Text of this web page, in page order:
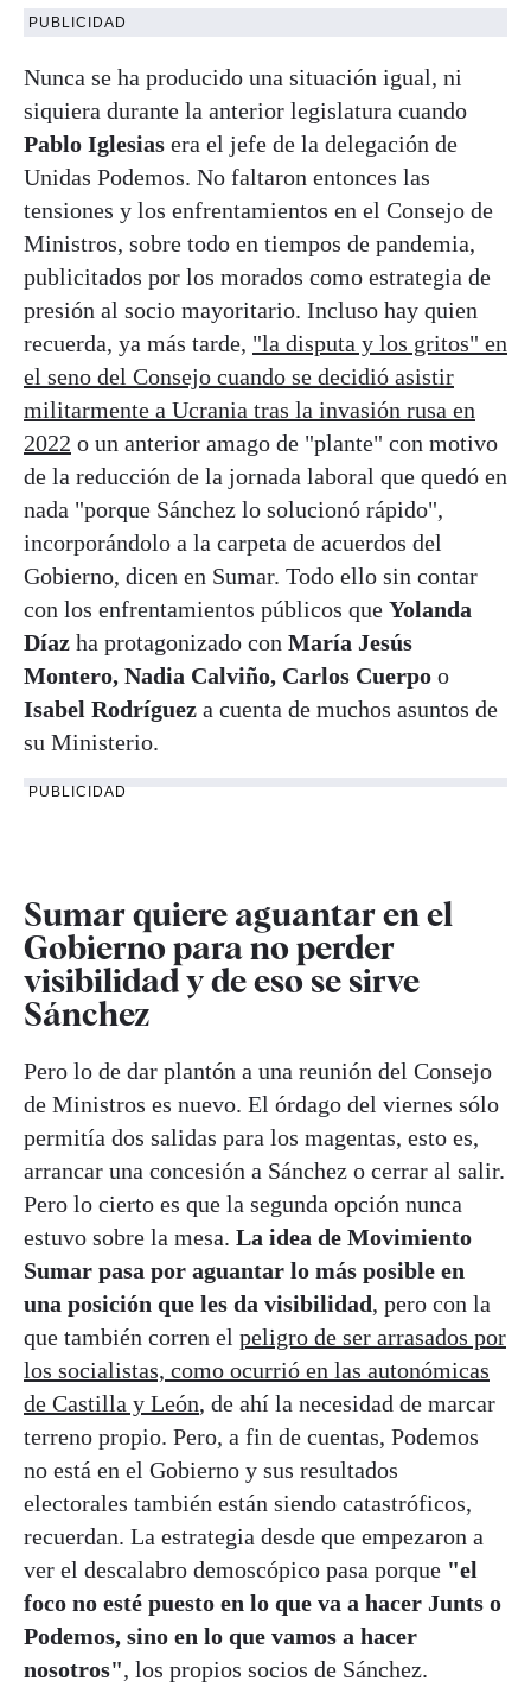
PUBLICIDAD
Nunca se ha producido una situación igual, ni
siquiera durante la anterior legislatura cuando
Pablo Iglesias era el jefe de la delegación de
Unidas Podemos. No faltaron entonces las
tensiones y los enfrentamientos en el Consejo de
Ministros, sobre todo en tiempos de pandemia,
publicitados por los morados como estrategia de
presión al socio mayoritario. Incluso hay quien
recuerda, ya más tarde, "la disputa y los gritos" en
el seno del Consejo cuando se decidió asistir
militarmente a Ucrania tras la invasión rusa en
2022 o un anterior amago de "plante" con motivo
de la reducción de la jornada laboral que quedó en
nada "porque Sánchez lo solucionó rápido",
incorporándolo a la carpeta de acuerdos del
Gobierno, dicen en Sumar. Todo ello sin contar
con los enfrentamientos públicos que Yolanda
Díaz ha protagonizado con María Jesús
Montero, Nadia Calviño, Carlos Cuerpo o
Isabel Rodríguez a cuenta de muchos asuntos de
su Ministerio.
PUBLICIDAD
Sumar quiere aguantar en el
Gobierno para no perder
visibilidad y de eso se sirve
Sánchez
Pero lo de dar plantón a una reunión del Consejo
de Ministros es nuevo. El órdago del viernes sólo
permitía dos salidas para los magentas, esto es,
arrancar una concesión a Sánchez o cerrar al salir.
Pero lo cierto es que la segunda opción nunca
estuvo sobre la mesa. La idea de Movimiento
Sumar pasa por aguantar lo más posible en
una posición que les da visibilidad, pero con la
que también corren el peligro de ser arrasados por
los socialistas, como ocurrió en las autonómicas
de Castilla y León, de ahí la necesidad de marcar
terreno propio. Pero, a fin de cuentas, Podemos
no está en el Gobierno y sus resultados
electorales también están siendo catastróficos,
recuerdan. La estrategia desde que empezaron a
ver el descalabro demoscópico pasa porque "el
foco no esté puesto en lo que va a hacer Junts o
Podemos, sino en lo que vamos a hacer
nosotros", los propios socios de Sánchez.